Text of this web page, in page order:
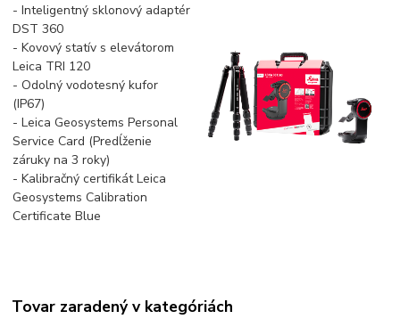
- Inteligentný sklonový adaptér
DST 360
- Kovový statív s elevátorom
Leica TRI 120
- Odolný vodotesný kufor
(IP67)
- Leica Geosystems Personal
Service Card (Predĺženie
záruky na 3 roky)
- Kalibračný certifikát Leica
Geosystems Calibration
Certificate Blue
Tovar zaradený v kategóriách